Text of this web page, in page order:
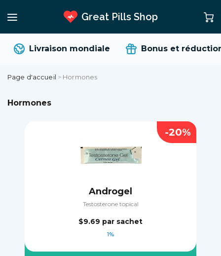
Great Pills Shop
Livraison mondiale Bonus et réductions
Page d'accueil > Hormones
Hormones
Androgel
Testosterone topical
$9.69 par sachet
1%
-20%